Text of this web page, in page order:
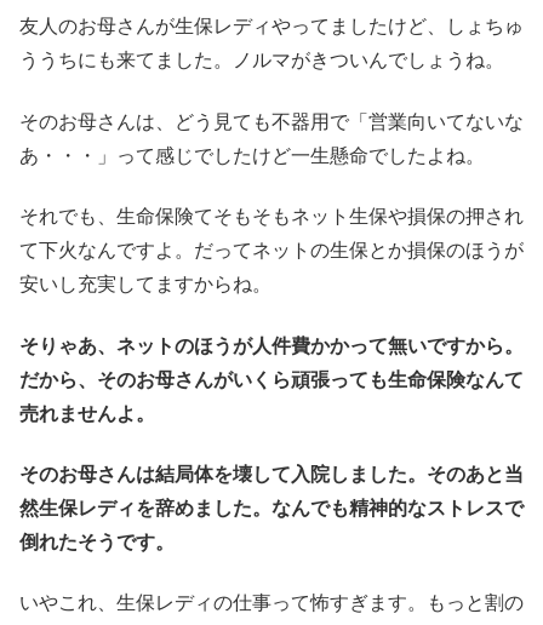
友人のお母さんが生保レディやってましたけど、しょちゅ
ううちにも来てました。ノルマがきついんでしょうね。
そのお母さんは、どう見ても不器用で「営業向いてないな
あ・・・」って感じでしたけど一生懸命でしたよね。
それでも、生命保険てそもそもネット生保や損保の押され
て下火なんですよ。だってネットの生保とか損保のほうが
安いし充実してますからね。
そりゃあ、ネットのほうが人件費かかって無いですから。
だから、そのお母さんがいくら頑張っても生命保険なんて
売れませんよ。
そのお母さんは結局体を壊して入院しました。そのあと当
然生保レディを辞めました。なんでも精神的なストレスで
倒れたそうです。
いやこれ、生保レディの仕事って怖すぎます。もっと割の